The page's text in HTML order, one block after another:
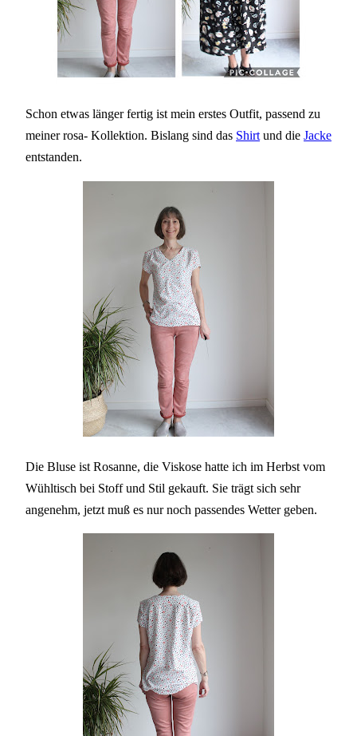
Schon etwas länger fertig ist mein erstes Outfit, passend zu
meiner rosa- Kollektion. Bislang sind das Shirtund die Jacke
entstanden.
Die Bluse ist Rosanne, die Viskose hatte ich im Herbst vom
Wühltisch bei Stoff und Stil gekauft. Sie trägt sich sehr
angenehm, jetzt muß es nur noch passendes Wetter geben.